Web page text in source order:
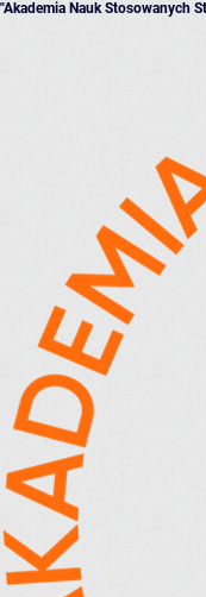
"Akademia Nauk Stosowanych